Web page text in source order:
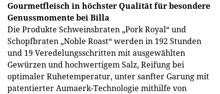
Gourmetfleisch in höchster Qualität für besondere
Genussmomente bei Billa
Die Produkte Schweinsbraten „Pork Royal“ und
Schopfbraten „Noble Roast“ werden in 192 Stunden
und 19 Veredelungsschritten mit ausgewählten
Gewürzen und hochwertigem Salz, Reifung bei
optimaler Ruhetemperatur, unter sanfter Garung mit
patentierter Aumaerk-Technologie mithilfe von